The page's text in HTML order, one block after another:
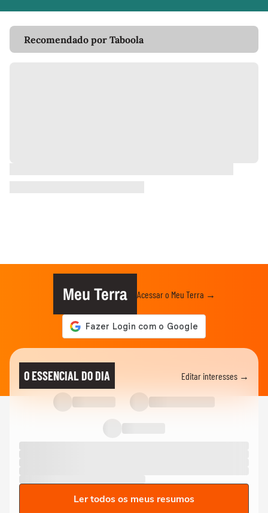
Recomendado por Taboola
Meu Terra Acessar o Meu Terra →
O ESSENCIAL DO DIA Editar interesses →
Ler todos os meus resumos